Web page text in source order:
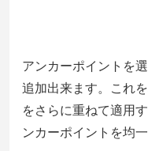
アンカーポイントを
追加出来ます。これ
をさらに重ねて適用
ンカーポイントを均